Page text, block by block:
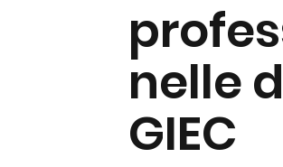
nelle
GIEC